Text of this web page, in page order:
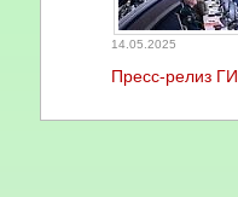
14.05.2025
Пресс-релиз